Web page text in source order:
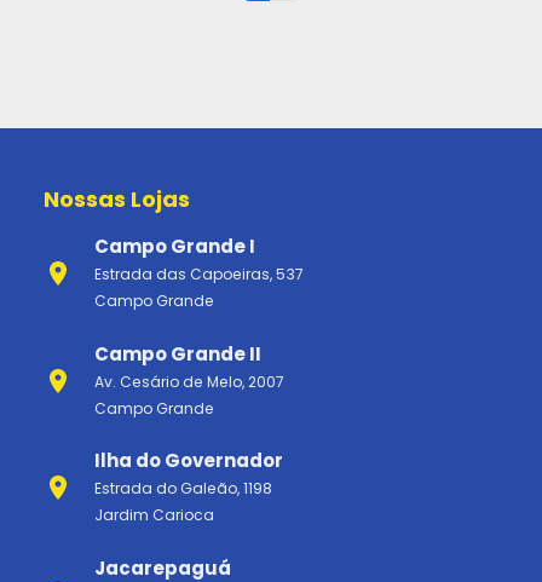
Nossas Lojas
Campo Grande I
Estrada das Capoeiras, 537
Campo Grande
Campo Grande II
Av. Cesário de Melo, 2007
Campo Grande
Ilha do Governador
Estrada do Galeão, 1198
Jardim Carioca
Jacarepaguá